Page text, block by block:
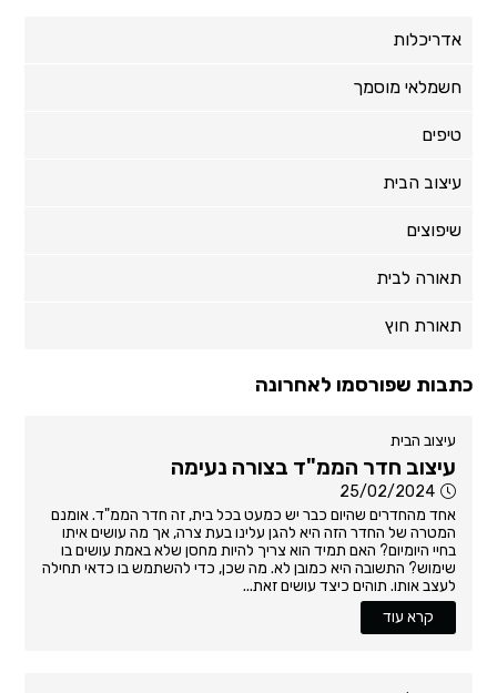
אדריכלות
חשמלאי מוסמך
טיפים
עיצוב הבית
שיפוצים
תאורה לבית
תאורת חוץ
כתבות שפורסמו לאחרונה
עיצוב הבית
עיצוב חדר הממ"ד בצורה נעימה
25/02/2024
אחד מהחדרים שהיום כבר יש כמעט בכל בית, זה חדר הממ"ד. אומנם
המטרה של החדר הזה היא להגן עלינו בעת צרה, אך מה עושים איתו
בחיי היומיום? האם תמיד הוא צריך להיות מחסן שלא באמת עושים בו
שימוש? התשובה היא כמובן לא. מה שכן, כדי להשתמש בו כדאי תחילה
לעצב אותו. תוהים כיצד עושים זאת...
קרא עוד